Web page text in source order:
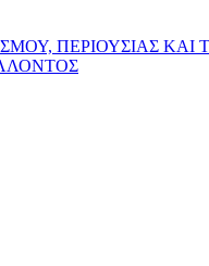
ΠΕΡΙΟΥΣΙΑΣ ΚΑΙ